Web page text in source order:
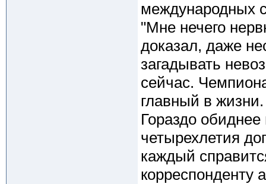
международных
"Мне нечего
доказал, даже
загадывать
сейчас.
главный в
Гораздо обиднее
четырехлетия
каждый
корреспонденту